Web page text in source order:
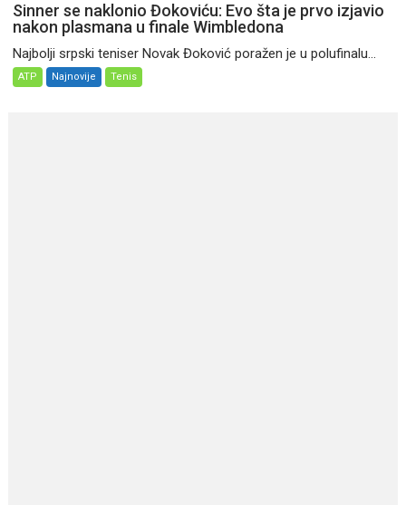
Sinner se naklonio Đokoviću: Evo šta je prvo izjavio
nakon plasmana u finale Wimbledona
Najbolji srpski teniser Novak Đoković poražen je u polufinalu...
ATP Najnovije Tenis